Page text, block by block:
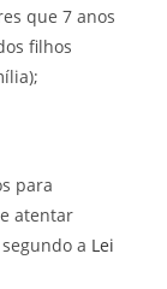
que 7 anos
filhos
para
atentar
a Lei